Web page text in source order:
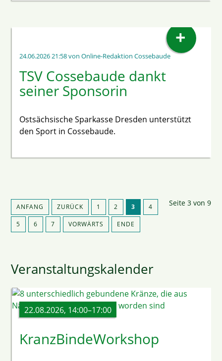
24.06.2026 21:58von Online-Redaktion Cossebaude
TSV Cossebaude dankt
seiner Sponsorin
Ostsächsische Sparkasse Dresden unterstützt
den Sport in Cossebaude.
+
Seite 3 von 9
ANFANG ZURÜCK 1 2 3 4
5 6 7 VORWÄRTS ENDE
Veranstaltungskalender
KranzBindeWorkshop
22.08.2026, 14:00–17:00